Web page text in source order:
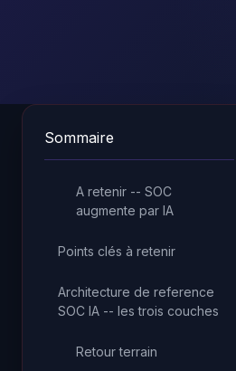
Sommaire
A retenir -- SOC
augmente par IA
Points clés à retenir
Architecture de reference
SOC IA -- les trois couches
Retour terrain